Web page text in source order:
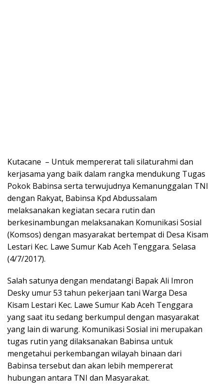
Kutacane – Untuk mempererat tali silaturahmi dan
kerjasama yang baik dalam rangka mendukung Tugas
Pokok Babinsa serta terwujudnya Kemanunggalan TNI
dengan Rakyat, Babinsa Kpd Abdussalam
melaksanakan kegiatan secara rutin dan
berkesinambungan melaksanakan Komunikasi Sosial
(Komsos) dengan masyarakat bertempat di Desa Kisam
Lestari Kec. Lawe Sumur Kab Aceh Tenggara. Selasa
(4/7/2017).
Salah satunya dengan mendatangi Bapak Ali Imron
Desky umur 53 tahun pekerjaan tani Warga Desa
Kisam Lestari Kec. Lawe Sumur Kab Aceh Tenggara
yang saat itu sedang berkumpul dengan masyarakat
yang lain di warung. Komunikasi Sosial ini merupakan
tugas rutin yang dilaksanakan Babinsa untuk
mengetahui perkembangan wilayah binaan dari
Babinsa tersebut dan akan lebih mempererat
hubungan antara TNI dan Masyarakat.